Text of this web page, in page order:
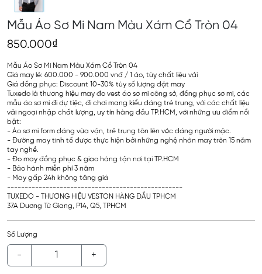
Mẫu Áo Sơ Mi Nam Màu Xám Cổ Tròn 04
850.000₫
Mẫu Áo Sơ Mi Nam Màu Xám Cổ Tròn 04
Giá may lẻ: 600.000 - 900.000 vnđ / 1 áo, tùy chất liệu vải
Giá đồng phục: Discount 10-30% tùy số lượng đặt may
Tuxedo là thương hiệu may đo vest áo sơ mi công sở, đồng phục sơ mi, các
mẫu áo sơ mi đi dự tiệc, đi chơi mang kiểu dáng trẻ trung, với các chất liệu
vải ngoại nhập chất lượng, uy tín hàng đầu TP.HCM, với những ưu điểm nổi
bật:
- Áo sơ mi form dáng vừa vặn, trẻ trung tôn lên vóc dáng người mặc.
- Đường may tinh tế được thực hiện bởi những nghệ nhân may trên 15 năm
tay nghề.
- Đo may đồng phục & giao hàng tận nơi tại TP.HCM
- Bảo hành miễn phí 3 năm
- May gấp 24h không tăng giá
--------------------------------------------------
TUXEDO - THƯƠNG HIỆU VESTON HÀNG ĐẦU TPHCM
37A Dương Tử Giang, P14, Q5, TPHCM
Số Lượng
- +